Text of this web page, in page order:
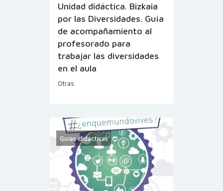
Unidad didáctica. Bizkaia
por las Diversidades. Guía
de acompañamiento al
profesorado para
trabajar las diversidades
en el aula
Otras
Guías didácticas